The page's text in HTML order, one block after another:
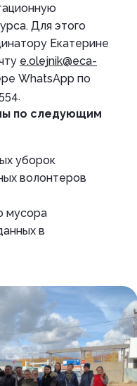
Для этого
Екатерине
e.olejnik@eca-
WhatsApp по
по следующим
уборок
волонтеров
мусора
в